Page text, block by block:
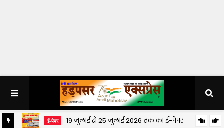
ई-पेपर 19 जुलाई से 25 जुलाई 2026 तक का ई-पेपर